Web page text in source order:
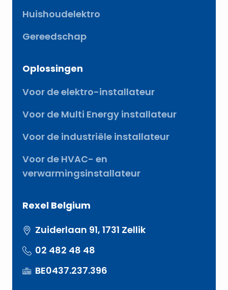
Huishoudelektro
Gereedschap
Oplossingen
Voor de elektro-installateur
Voor de Multi Energy installateur
Voor de industriële installateur
Voor de HVAC- en
verwarmingsinstallateur
Rexel Belgium
Zuiderlaan 91, 1731 Zellik
02 482 48 48
BE0437.237.396